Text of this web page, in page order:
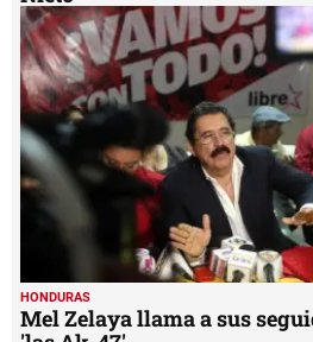
HONDURAS
Mel Zelaya llama a sus